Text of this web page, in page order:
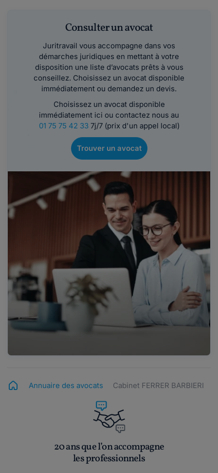
Consulter un avocat
Juritravail vous accompagne dans vos
démarches juridiques en mettant à votre
disposition une liste d’avocats prêts à vous
conseillez. Choisissez un avocat disponible
immédiatement ou demandez un devis.
Choisissez un avocat disponible
immédiatement ici ou contactez nous au
01 75 75 42 337j/7 (prix d'un appel local)
Trouver un avocat
Annuaire des avocats Cabinet FERRER BARBIERI
20 ans que l’on accompagne
les professionnels